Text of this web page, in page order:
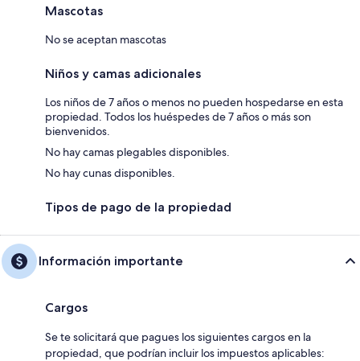
Mascotas
No se aceptan mascotas
Niños y camas adicionales
Los niños de 7 años o menos no pueden hospedarse en esta
propiedad. Todos los huéspedes de 7 años o más son
bienvenidos.
No hay camas plegables disponibles.
No hay cunas disponibles.
Tipos de pago de la propiedad
Información importante
Cargos
Se te solicitará que pagues los siguientes cargos en la
propiedad, que podrían incluir los impuestos aplicables: